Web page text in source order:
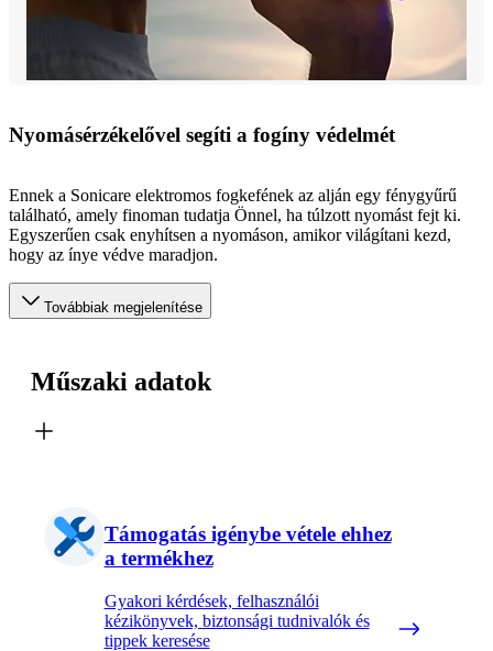
Nyomásérzékelővel segíti a fogíny védelmét
Ennek a Sonicare elektromos fogkefének az alján egy fénygyűrű
található, amely finoman tudatja Önnel, ha túlzott nyomást fejt ki.
Egyszerűen csak enyhítsen a nyomáson, amikor világítani kezd,
hogy az ínye védve maradjon.
Továbbiak megjelenítése
Műszaki adatok
Támogatás igénybe vétele ehhez
a termékhez
Gyakori kérdések, felhasználói
kézikönyvek, biztonsági tudnivalók és
tippek keresése